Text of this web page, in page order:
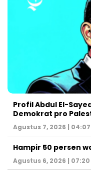
Profil Abdul El-
Demokrat pro
Agustus 7, 2026 | 04:07
Hampir 50 persen
Agustus 6, 2026 | 07:20